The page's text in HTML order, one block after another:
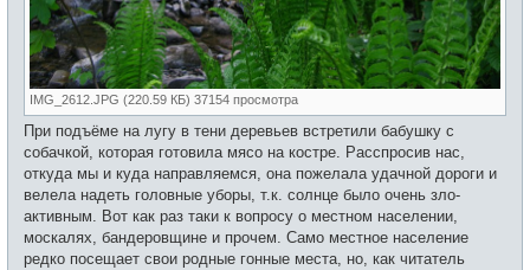
IMG_2612.JPG (220.59 КБ) 37154 просмотра
При подъёме на лугу в тени деревьев встретили бабушку с
собачкой, которая готовила мясо на костре. Расспросив нас,
откуда мы и куда направляемся, она пожелала удачной дороги и
велела надеть головные уборы, т.к. солнце было очень зло-
активным. Вот как раз таки к вопросу о местном населении,
москалях, бандеровщине и прочем. Само местное население
редко посещает свои родные гонные места, но, как читатель